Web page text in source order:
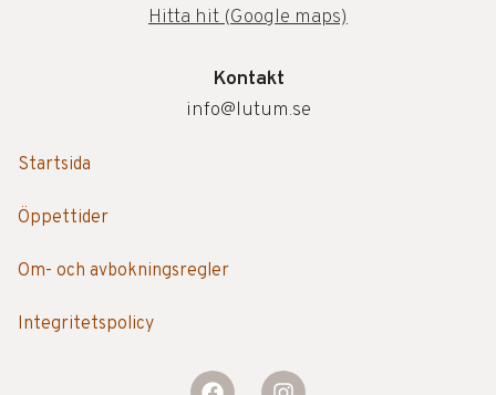
Hitta hit (Google maps)
Kontakt
info@lutum.se
Startsida
Öppettider
Om- och avbokningsregler
Integritetspolicy